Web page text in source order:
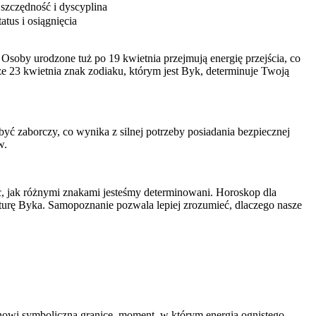
i dyscyplina
i osiągnięcia
urodzone tuż po 19 kwietnia przejmują energię przejścia, co
23 kwietnia znak zodiaku, którym jest Byk, determinuje Twoją
zaborczy, co wynika z silnej potrzeby posiadania bezpiecznej
różnymi znakami jesteśmy determinowani. Horoskop dla
Byka. Samopoznanie pozwala lepiej zrozumieć, dlaczego nasze